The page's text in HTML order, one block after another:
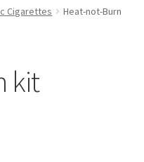
Cigarettes
Heat-not-Burn
kit